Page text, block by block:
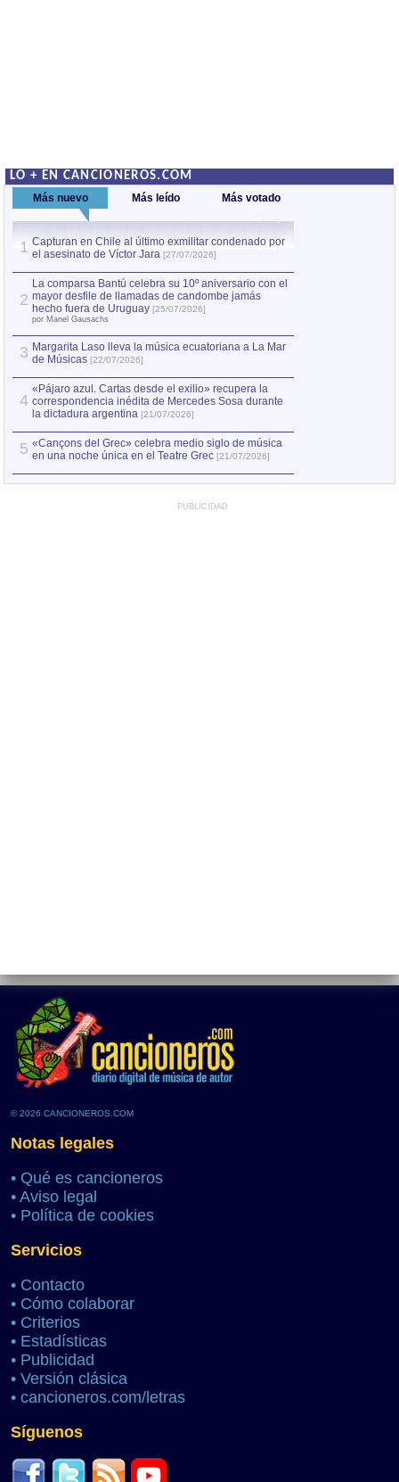
LO + EN CANCIONEROS.COM
Más nuevo Más leído Más votado
1 Capturan en Chile al último exmilitar condenado por
el asesinato de Víctor Jara [27/07/2026]
2
La comparsa Bantú celebra su 10º aniversario con el
mayor desfile de llamadas de candombe jamás
hecho fuera de Uruguay [25/07/2026]
por Manel Gausachs
3 Margarita Laso lleva la música ecuatoriana a La Mar
de Músicas [22/07/2026]
4
«Pájaro azul. Cartas desde el exilio» recupera la
correspondencia inédita de Mercedes Sosa durante
la dictadura argentina [21/07/2026]
5 «Cançons del Grec» celebra medio siglo de música
en una noche única en el Teatre Grec [21/07/2026]
PUBLICIDAD
© 2026 CANCIONEROS.COM
Notas legales
• Qué es cancioneros
• Aviso legal
• Política de cookies
Servicios
• Contacto
• Cómo colaborar
• Criterios
• Estadísticas
• Publicidad
• Versión clásica
• cancioneros.com/letras
Síguenos